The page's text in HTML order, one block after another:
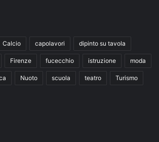
Calcio capolavori dipinto su tavola
Firenze fucecchio istruzione moda
Nuoto scuola teatro Turismo